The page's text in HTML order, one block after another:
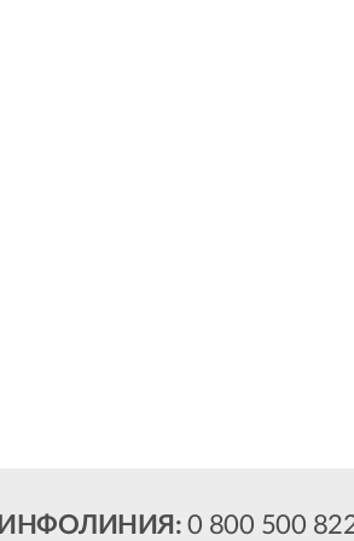
ИНФОЛИНИЯ: 0 800 500